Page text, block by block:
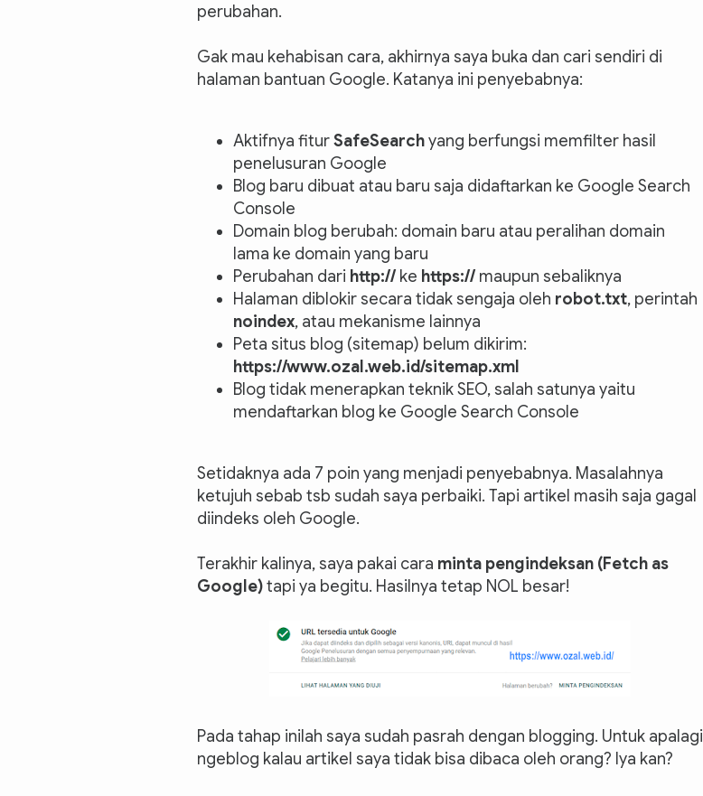
perubahan.
Gak mau kehabisan cara, akhirnya saya buka dan cari sendiri di
halaman bantuan Google. Katanya ini penyebabnya:
Aktifnya fiturSafeSearchyang berfungsi memfilter hasil
penelusuran Google
Blog baru dibuat atau baru saja didaftarkan ke Google Search
Console
Domain blog berubah: domain baru atau peralihan domain
lama ke domain yang baru
Perubahan dari http:// ke https:// maupun sebaliknya
Halaman diblokir secara tidak sengaja oleh robot.txt, perintah
noindex, atau mekanisme lainnya
Peta situs blog (sitemap) belum dikirim:
https://www.ozal.web.id/sitemap.xml
Blog tidak menerapkan teknik SEO, salah satunya yaitu
mendaftarkan blog ke Google Search Console
Setidaknya ada 7 poin yang menjadi penyebabnya. Masalahnya
ketujuh sebab tsb sudah saya perbaiki. Tapi artikel masih saja gagal
diindeks oleh Google.
Terakhir kalinya, saya pakai cara minta pengindeksan (Fetch as
Google)tapi ya begitu. Hasilnya tetap NOL besar!
Pada tahap inilah saya sudah pasrah dengan blogging. Untuk apalagi
ngeblog kalau artikel saya tidak bisa dibaca oleh orang? Iya kan?